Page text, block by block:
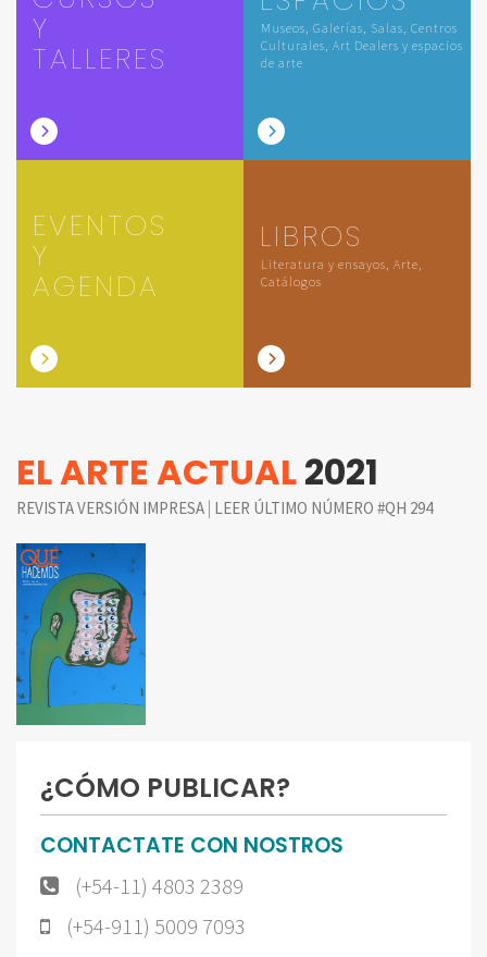
Y
TALLERES
Museos, Galerías, Salas, Centros
Culturales, Art Dealers y espacios
de arte
EVENTOS
Y
AGENDA
LIBROS
Literatura y ensayos, Arte,
Catálogos
EL ARTE ACTUAL2021
REVISTA VERSIÓN IMPRESA | LEER ÚLTIMO NÚMERO #QH 294
¿CÓMO PUBLICAR?
CONTACTATE CON NOSTROS
(+54-11) 4803 2389
(+54-911) 5009 7093